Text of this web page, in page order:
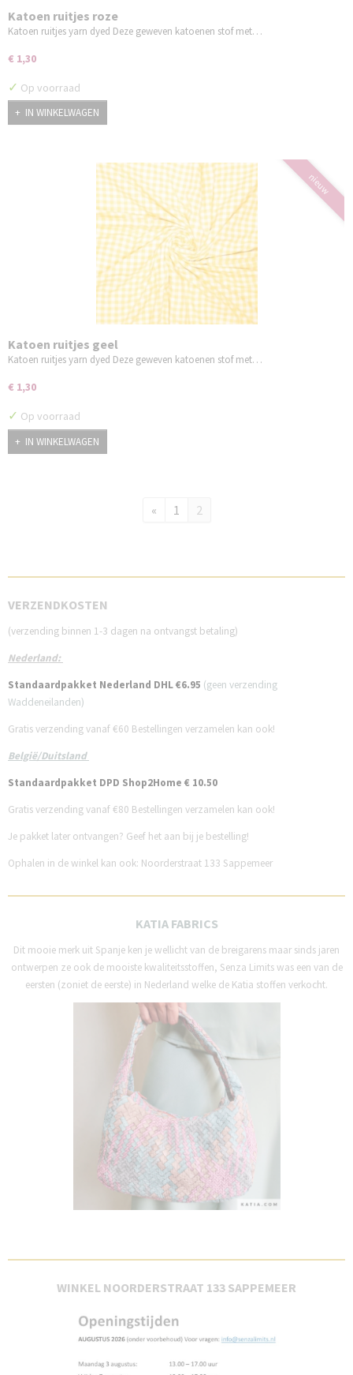
Katoen ruitjes roze
Katoen ruitjes yarn dyed Deze geweven katoenen stof met…
€ 1,30
✓ Op voorraad
IN WINKELWAGEN
nieuw
Katoen ruitjes geel
Katoen ruitjes yarn dyed Deze geweven katoenen stof met…
€ 1,30
✓ Op voorraad
IN WINKELWAGEN
« 1 2
VERZENDKOSTEN
(verzending binnen 1-3 dagen na ontvangst betaling)
Nederland:
Standaardpakket Nederland DHL €6.95 (geen verzending
Waddeneilanden)
Gratis verzending vanaf €60 Bestellingen verzamelen kan ook!
België/Duitsland
Standaardpakket DPD Shop2Home € 10.50
Gratis verzending vanaf €80 Bestellingen verzamelen kan ook!
Je pakket later ontvangen? Geef het aan bij je bestelling!
Ophalen in de winkel kan ook: Noorderstraat 133 Sappemeer
KATIA FABRICS
Dit mooie merk uit Spanje ken je wellicht van de breigarens maar sinds jaren
ontwerpen ze ook de mooiste kwaliteitsstoffen, Senza Limits was een van de
eersten (zoniet de eerste) in Nederland welke de Katia stoffen verkocht.
WINKEL NOORDERSTRAAT 133 SAPPEMEER